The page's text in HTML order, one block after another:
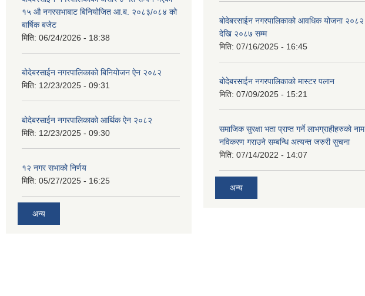
१५ ‍‍‍औ नगरसभाबाट बिनियोजित आ.ब. २०८३/०८४ को
बार्षिक बजेट
मिति: 06/24/2026 - 18:38
बोदेबरसाईन नगरपालिकाको बिनियोजन ऐन २०८२
मिति: 12/23/2025 - 09:31
बोदेबरसाईन नगरपालिकाको आर्थिक ऐन २०८२
मिति: 12/23/2025 - 09:30
१२ नगर सभाको निर्णय
मिति: 05/27/2025 - 16:25
अन्य
बोदेबरसाईन नगरपालिकाको आवधिक योजना २०८२
देखि २०८७ सम्म
मिति: 07/16/2025 - 16:45
बोदेबरसाईन नगरपालिकाको मास्टर पलान
मिति: 07/09/2025 - 15:21
समाजिक सुरक्षा भता प्राप्त गर्ने लाभग्राहीहरुको नाम
नविकरण गराउने सम्बन्धि अत्यन्त जरुरी सुचना
मिति: 07/14/2022 - 14:07
अन्य